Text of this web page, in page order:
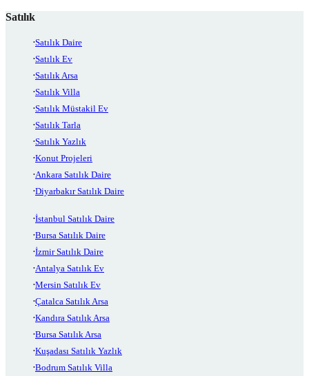
Satılık
Satılık Daire
Satılık Ev
Satılık Arsa
Satılık Villa
Satılık Müstakil Ev
Satılık Tarla
Satılık Yazlık
Konut Projeleri
Ankara Satılık Daire
Diyarbakır Satılık Daire
İstanbul Satılık Daire
Bursa Satılık Daire
İzmir Satılık Daire
Antalya Satılık Ev
Mersin Satılık Ev
Çatalca Satılık Arsa
Kandıra Satılık Arsa
Bursa Satılık Arsa
Kuşadası Satılık Yazlık
Bodrum Satılık Villa